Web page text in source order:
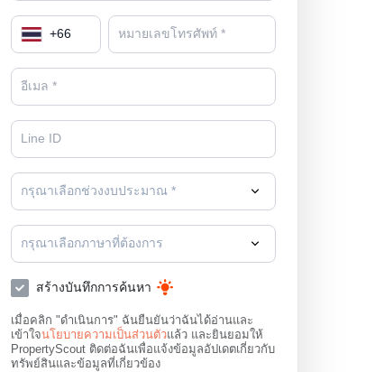
+66
กรุณาเลือกช่วงงบประมาณ *
กรุณาเลือกภาษาที่ต้องการ
สร้างบันทึกการค้นหา
เมื่อคลิก "ดำเนินการ" ฉันยืนยันว่าฉันได้อ่านและ
เข้าใจนโยบายความเป็นส่วนตัวแล้ว และยินยอมให้
PropertyScout ติดต่อฉันเพื่อแจ้งข้อมูลอัปเดตเกี่ยวกับ
ทรัพย์สินและข้อมูลที่เกี่ยวข้อง